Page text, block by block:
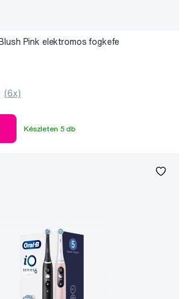
Pink elektromos fogkefe
(6x)
Készleten 5 db